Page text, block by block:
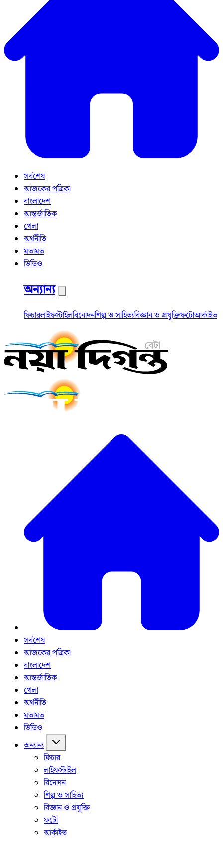
সর্বশেষ
আজকের পত্রিকা
বাংলাদেশ
আন্তর্জাতিক
খেলা
অর্থনীতি
মতামত
ভিডিও
অন্যান্য
ফিচারলাইফস্টাইলবিনোদনশিল্প ও সাহিত্যবিজ্ঞান ও প্রযুক্তিফটোআর্কাইভ
সর্বশেষ
আজকের পত্রিকা
বাংলাদেশ
আন্তর্জাতিক
খেলা
অর্থনীতি
মতামত
ভিডিও
অন্যান্য
ফিচার
লাইফস্টাইল
বিনোদন
শিল্প ও সাহিত্য
বিজ্ঞান ও প্রযুক্তি
ফটো
আর্কাইভ